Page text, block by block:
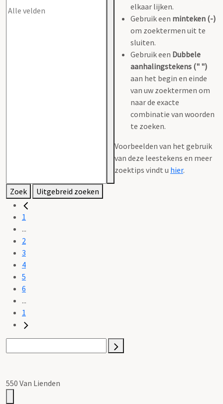
elkaar lijken.
Gebruik een minteken (-)
om zoektermen uit te
sluiten.
Gebruik een Dubbele
aanhalingstekens (" ")
aan het begin en einde
van uw zoektermen om
naar de exacte
combinatie van woorden
te zoeken.
Voorbeelden van het gebruik
van deze leestekens en meer
zoektips vindt u hier.
Zoek Uitgebreid zoeken
1
...
2
3
4
5
6
...
1
550 Van Lienden